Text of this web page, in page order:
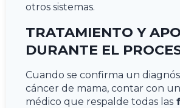
otros sistemas.
TRATAMIENTO Y
DURANTE EL
Cuando se confirma un
cáncer de mama, contar con
médico que respalde todas las